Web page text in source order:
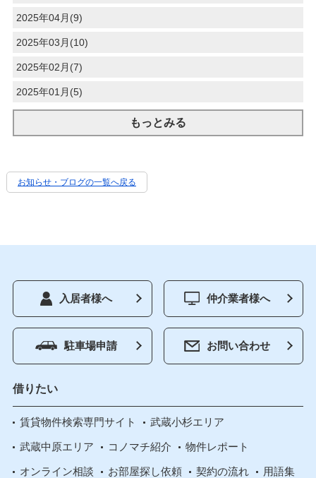
2025年04月(9)
2025年03月(10)
2025年02月(7)
2025年01月(5)
もっとみる
お知らせ・ブログの一覧へ戻る
入居者様へ 仲介業者様へ
駐車場申請 お問い合わせ
借りたい
賃貸物件検索専門サイト 武蔵小杉エリア
武蔵中原エリア コノマチ紹介 物件レポート
オンライン相談 お部屋探し依頼 契約の流れ 用語集